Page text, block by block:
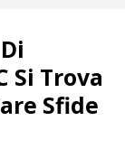
Si Trova
Sfide